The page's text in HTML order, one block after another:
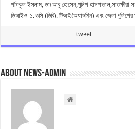
শফিকুল ইসলাম, ডাঃ আবু হোসেন,পুলিশ হাসপাতাল,সাতক্ষীরা
ডিআইও-১, ওসি (ডিবি), টিআই(অ্যাডমিন) এবং জেলা পুলিশের
tweet
About news-admin